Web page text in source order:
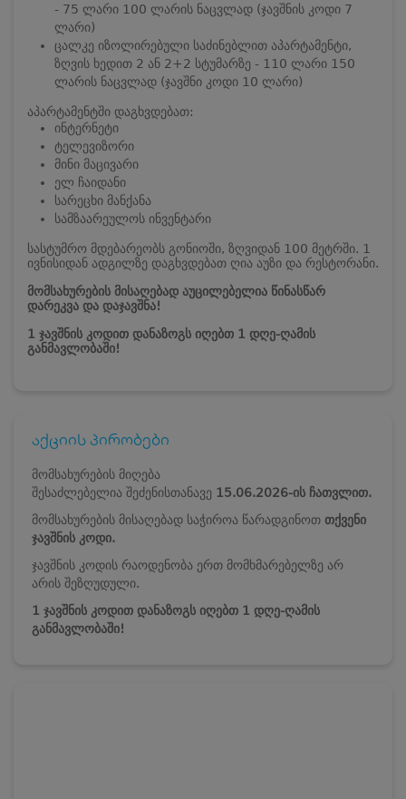
- 75 ლარი 100 ლარის ნაცვლად (ჯავშნის კოდი 7
ლარი)
ცალკე იზოლირებული საძინებლით აპარტამენტი,
ზღვის ხედით 2 ან 2+2 სტუმარზე - 110 ლარი 150
ლარის ნაცვლად (ჯავშნი კოდი 10 ლარი)
აპარტამენტში დაგხვდებათ:
ინტერნეტი
ტელევიზორი
მინი მაცივარი
ელ ჩაიდანი
სარეცხი მანქანა
სამზაარეულოს ინვენტარი
სასტუმრო მდებარეობს გონიოში, ზღვიდან 100 მეტრში. 1
ივნისიდან ადგილზე დაგხვდებათ ღია აუზი და რესტორანი.
მომსახურების მისაღებად აუცილებელია წინასწარ
დარეკვა და დაჯავშნა!
1 ჯავშნის კოდით დანაზოგს იღებთ 1 დღე-ღამის
განმავლობაში!
აქციის პირობები
მომსახურების მიღება
შესაძლებელია შეძენისთანავე 15.06.2026-ის ჩათვლით.
მომსახურების მისაღებად საჭიროა წარადგინოთ თქვენი
ჯავშნის კოდი.
ჯავშნის კოდის რაოდენობა ერთ მომხმარებელზე არ
არის შეზღუდული.
1 ჯავშნის კოდით დანაზოგს იღებთ 1 დღე-ღამის
განმავლობაში!